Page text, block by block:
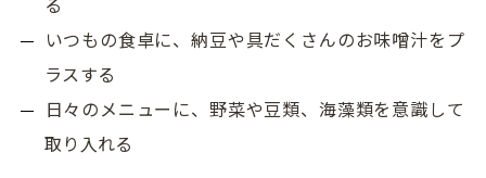
いつもの食卓に、納豆や具だくさんのお味噌汁をプ
ラスする
日々のメニューに、野菜や豆類、海藻類を意識して
取り入れる